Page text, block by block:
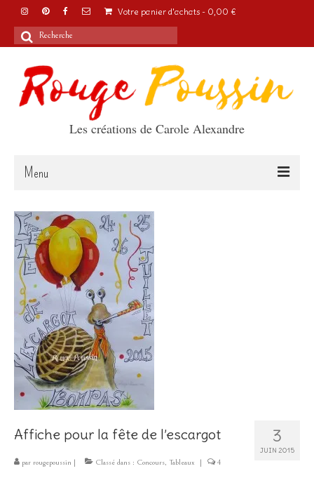
Votre panier d'achats - 0,00 €
Rechercher
Les créations de Carole Alexandre
Menu
Accueil
Articles
A propos
Boutique
Les Créations
Mon compte
Expo
3
JUIN 2015
Affiche pour la fête de l’escargot
par rougepoussin | Classé dans : Concours, Tableaux | 4